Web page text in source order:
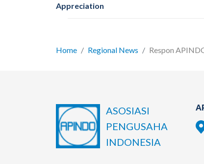
Appreciation
Home Regional News Respon
ASOSIASI
PENGUSAHA
INDONESIA